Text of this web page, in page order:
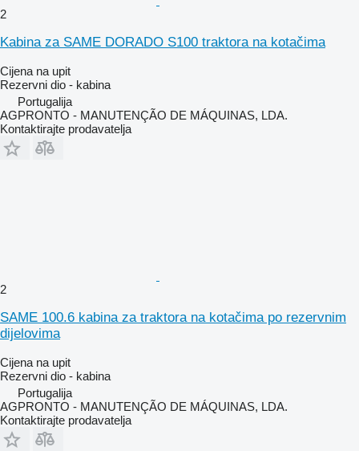
2
Kabina za SAME DORADO S100 traktora na kotačima
Cijena na upit
Rezervni dio - kabina
Portugalija
AGPRONTO - MANUTENÇÃO DE MÁQUINAS, LDA.
Kontaktirajte prodavatelja
2
SAME 100.6 kabina za traktora na kotačima po rezervnim
dijelovima
Cijena na upit
Rezervni dio - kabina
Portugalija
AGPRONTO - MANUTENÇÃO DE MÁQUINAS, LDA.
Kontaktirajte prodavatelja